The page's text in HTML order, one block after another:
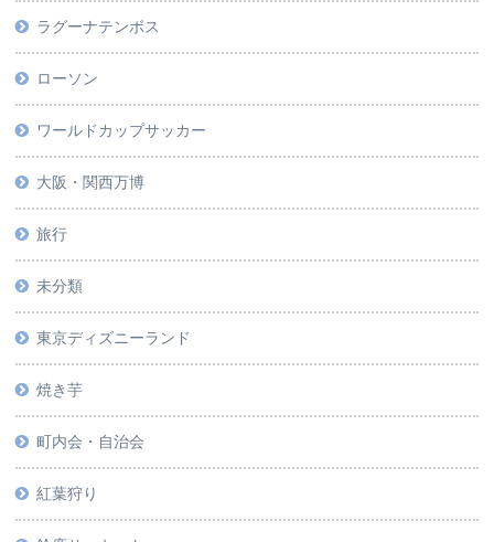
ラグーナテンボス
ローソン
ワールドカップサッカー
大阪・関西万博
旅行
未分類
東京ディズニーランド
焼き芋
町内会・自治会
紅葉狩り